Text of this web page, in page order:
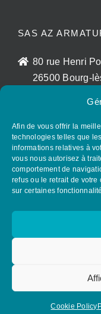
Afin de vous offrir la
technologies telles que
informations relatives à
vous nous autorisez à
comportement de
refus ou le retrait de
sur certaines
Cookie Policy
SAS AZ
80 rue Henri
26500 Bourg-
+33 (0)7 72 25
SUIVEZ AZ
SOCIAUX
© Copyright 2026. All